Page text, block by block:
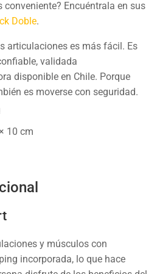
Encuéntrala en sus
Doble.
articulaciones es más fácil. Es
validada
disponible en Chile. Porque
es moverse con seguridad.
10 cm
y músculos con
incorporada, lo que hace